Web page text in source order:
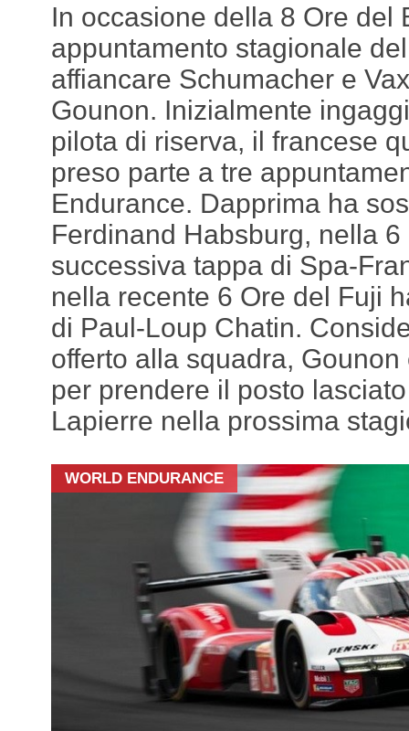
In occasione della 8 Ore del
appuntamento stagionale
affiancare Schumacher e
Gounon. Inizialmente
pilota di riserva, il francese
preso parte a tre
Endurance. Dapprima ha
Ferdinand Habsburg, nella
successiva tappa di Spa-
nella recente 6 Ore del Fuji
di Paul-Loup Chatin.
offerto alla squadra,
per prendere il posto
Lapierre nella prossima
WORLD ENDURANCE